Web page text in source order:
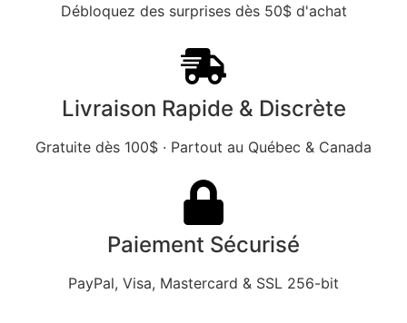
Débloquez des surprises dès 50$ d'achat
Livraison Rapide & Discrète
Gratuite dès 100$ · Partout au Québec & Canada
Paiement Sécurisé
PayPal, Visa, Mastercard & SSL 256-bit